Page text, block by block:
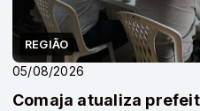
REGIÃO
05/08/2026
Comaja atualiza